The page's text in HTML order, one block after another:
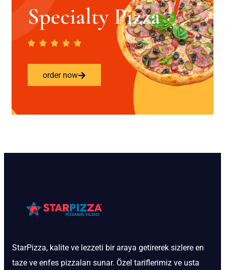
Specialty Pizza
order now
StarPizza, kalite ve lezzeti bir araya getirerek sizlere en
taze ve enfes pizzaları sunar. Özel tariflerimiz ve usta